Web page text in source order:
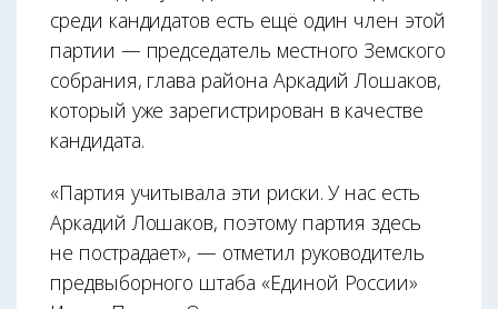
среди кандидатов есть ещё один член этой
партии — председатель местного Земского
собрания, глава района Аркадий Лошаков,
который уже зарегистрирован в качестве
кандидата.
«Партия учитывала эти риски. У нас есть
Аркадий Лошаков, поэтому партия здесь
не пострадает», — отметил руководитель
предвыборного штаба «Единой России»